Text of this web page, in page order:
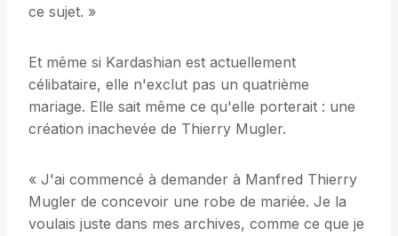
ce sujet. »
Et même si Kardashian est actuellement
célibataire, elle n'exclut pas un quatrième
mariage. Elle sait même ce qu'elle porterait : une
création inachevée de Thierry Mugler.
« J'ai commencé à demander à Manfred Thierry
Mugler de concevoir une robe de mariée. Je la
voulais juste dans mes archives, comme ce que je